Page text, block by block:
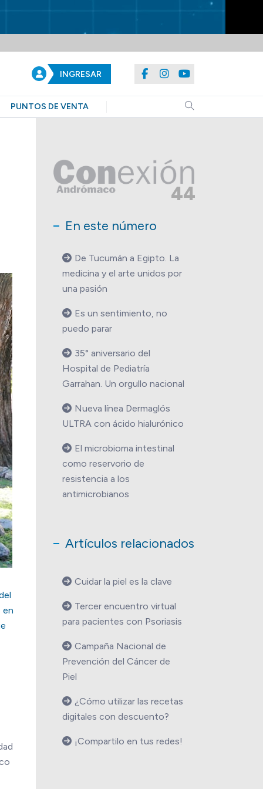
INGRESAR
PUNTOS DE VENTA
en
44
En este número
De Tucumán a Egipto. La
medicina y el arte unidos por
una pasión
Es un sentimiento, no
puedo parar
35° aniversario del
Hospital de Pediatría
Garrahan. Un orgullo nacional
Nueva línea Dermaglós
ULTRA con ácido hialurónico
El microbioma intestinal
como reservorio de
resistencia a los
antimicrobianos
Artículos relacionados
Cuidar la piel es la clave
Tercer encuentro virtual
para pacientes con Psoriasis
Campaña Nacional de
Prevención del Cáncer de
Piel
¿Cómo utilizar las recetas
digitales con descuento?
¡Compartilo en tus redes!